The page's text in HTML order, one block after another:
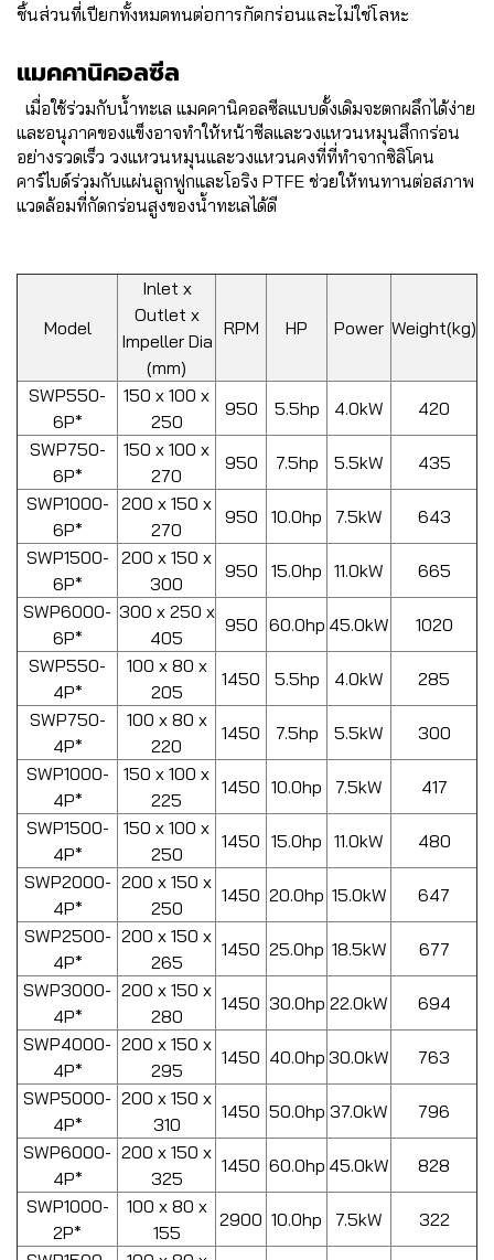
ชิ้นส่วนที่เปียกทั้งหมดทนต่อการกัดกร่อนและไม่ใช่โลหะ
แมคคานิคอลซีล
เมื่อใช้ร่วมกับน้ำทะเล แมคคานิคอลซีลแบบดั้งเดิมจะตกผลึกได้ง่าย
และอนุภาคของแข็งอาจทำให้หน้าซีลและวงแหวนหมุนสึกกร่อน
อย่างรวดเร็ว วงแหวนหมุนและวงแหวนคงที่ที่ทำจากซิลิโคน
คาร์ไบด์ร่วมกับแผ่นลูกฟูกและโอริง PTFE ช่วยให้ทนทานต่อสภาพ
แวดล้อมที่กัดกร่อนสูงของน้ำทะเลได้ดี
Model
Inlet x
Outlet x
Impeller Dia
(mm)
RPM HP Power Weight(kg)
SWP550-
6P*
150 x 100 x
250
950 5.5hp 4.0kW
420
SWP750-
6P*
150 x 100 x
270
950 7.5hp 5.5kW
435
SWP1000-
6P*
200 x 150 x
270
950 10.0hp 7.5kW
643
SWP1500-
6P*
200 x 150 x
300
950 15.0hp 11.0kW
665
SWP6000-
6P*
300 x 250 x
405
950 60.0hp 45.0kW
1020
SWP550-
4P*
100 x 80 x
205
1450 5.5hp 4.0kW
285
SWP750-
4P*
100 x 80 x
220
1450 7.5hp 5.5kW
300
SWP1000-
4P*
150 x 100 x
225
1450 10.0hp 7.5kW
417
SWP1500-
4P*
150 x 100 x
250
1450 15.0hp 11.0kW
480
SWP2000-
4P*
200 x 150 x
250
1450 20.0hp 15.0kW
647
SWP2500-
4P*
200 x 150 x
265
1450 25.0hp 18.5kW
677
SWP3000-
4P*
200 x 150 x
280
1450 30.0hp 22.0kW
694
SWP4000-
4P*
200 x 150 x
295
1450 40.0hp 30.0kW
763
SWP5000-
4P*
200 x 150 x
310
1450 50.0hp 37.0kW
796
SWP6000-
4P*
200 x 150 x
325
1450 60.0hp 45.0kW
828
SWP1000-
2P*
100 x 80 x
155
2900 10.0hp 7.5kW
322